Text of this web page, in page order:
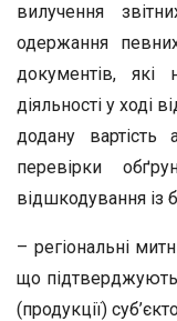
вилучення
одержання
документів, які
діяльності у ході
додану вартість
перевірки
відшкодування із
– регіональні
що
(продукції)